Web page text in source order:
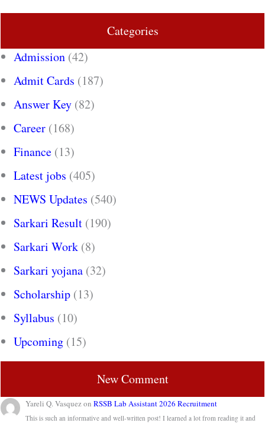
Categories
Admission (42)
Admit Cards (187)
Answer Key (82)
Career (168)
Finance (13)
Latest jobs (405)
NEWS Updates (540)
Sarkari Result (190)
Sarkari Work (8)
Sarkari yojana (32)
Scholarship (13)
Syllabus (10)
Upcoming (15)
New Comment
Yareli Q. VasquezonRSSB Lab Assistant 2026 Recruitment
This is such an informative and well-written post! I learned a lot from reading it and